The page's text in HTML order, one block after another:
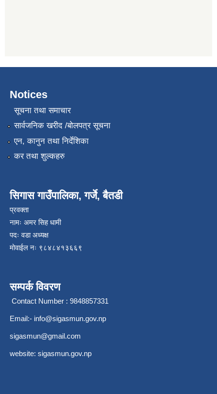
Notices
सूचना तथा समाचार
सार्वजनिक खरीद /बोलपत्र सूचना
एन, कानुन तथा निर्देशिका
कर तथा शुल्कहरु
सिगास गाउँपालिका, गर्जे, बैतडी
प्रवक्ता
नामः अमर सिह धामी
पदः वडा अध्यक्ष
मोवाईल न‌ः ९८४८४१३६६९
सम्पर्क विवरण
Contact Number : 9848857331
Email:- info@sigasmun.gov.np
sigasmun@gmail.com
website: sigasmun.gov.np